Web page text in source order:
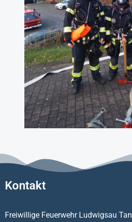
Kontakt
Freiwillige Feuerwehr Ludwigsau